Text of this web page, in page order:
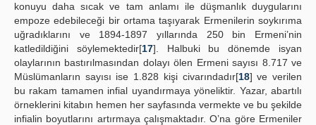
konuyu daha sıcak ve tam anlamı ile düşmanlık duygularını
empoze edebileceği bir ortama taşıyarak Ermenilerin soykırıma
uğradıklarını ve 1894-1897 yıllarında 250 bin Ermeni’nin
katledildiğini söylemektedir[17]. Halbuki bu dönemde isyan
olaylarının bastırılmasından dolayı ölen Ermeni sayısı 8.717 ve
Müslümanların sayısı ise 1.828 kişi civarındadır[18] ve verilen
bu rakam tamamen infial uyandırmaya yöneliktir. Yazar, abartılı
örneklerini kitabın hemen her sayfasında vermekte ve bu şekilde
infialin boyutlarını artırmaya çalışmaktadır. O’na göre Ermeniler